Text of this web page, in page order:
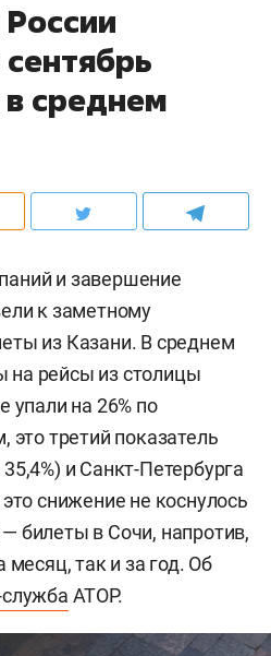
среднем
и завершение
к заметному
из Казани. В среднем
рейсы из столицы
упали на 26% по
это третий показатель
и Санкт-Петербурга
снижение не коснулось
билеты в Сочи, напротив,
месяц, так и за год. Об
служба АТОР.